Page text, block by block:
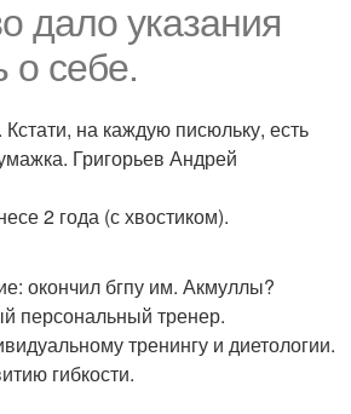
дало указания
о себе.
на каждую писюльку, есть
Григорьев Андрей
2 года (с хвостиком).
окончил бгпу им. Акмуллы?
персональный тренер.
тренингу и диетологии.
гибкости.